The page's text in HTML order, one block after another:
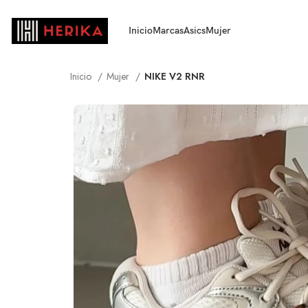
InicioMarcasAsicsMujer
Inicio Mujer NIKE V2 RNR